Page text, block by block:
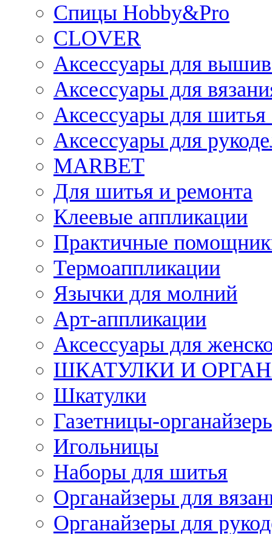
Спицы Hobby&Pro
CLOVER
Аксессуары для
Аксессуары для
Аксессуары для
Аксессуары для
MARBET
Для шитья и ремонта
Клеевые аппликации
Практичные
Термоаппликации
Язычки для молний
Арт-аппликации
Аксессуары для
ШКАТУЛКИ И
Шкатулки
Газетницы-
Игольницы
Наборы для шитья
Органайзеры для
Органайзеры для